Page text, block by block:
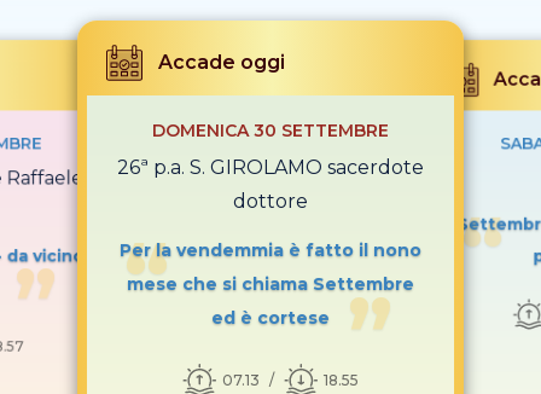
Raffaele
vicino
Accade oggi
DOMENICA 30 SETTEMBRE
26ª p.a. S. GIROLAMO sacerdote
dottore
Per la vendemmia è fatto il nono
mese che si chiama Settembre
ed è cortese
07.13 18.55